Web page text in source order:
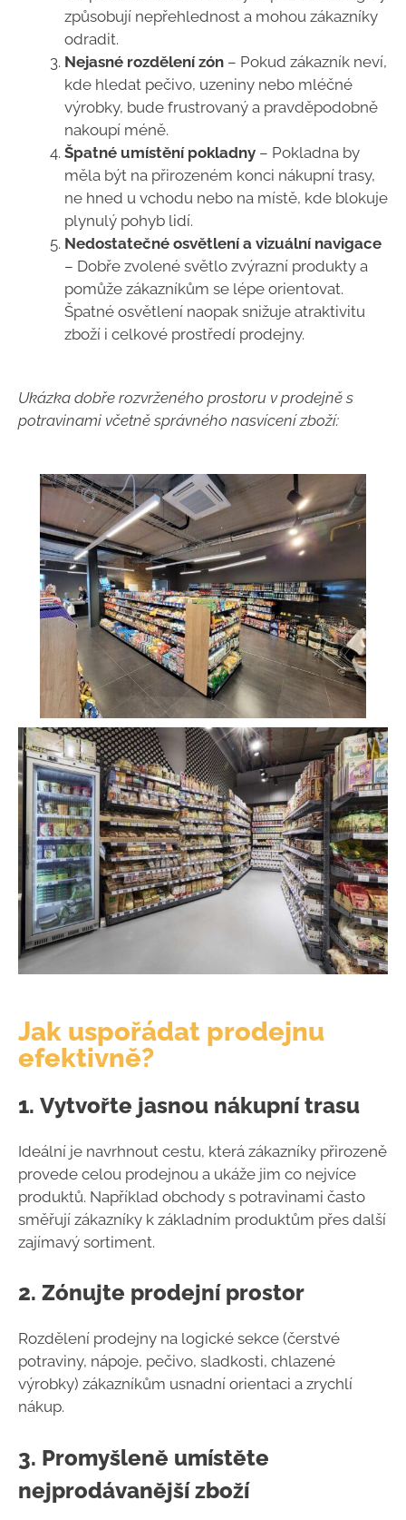
způsobují nepřehlednost a mohou zákazníky
odradit.
Nejasné rozdělení zón – Pokud zákazník neví,
kde hledat pečivo, uzeniny nebo mléčné
výrobky, bude frustrovaný a pravděpodobně
nakoupí méně.
Špatné umístění pokladny – Pokladna by
měla být na přirozeném konci nákupní trasy,
ne hned u vchodu nebo na místě, kde blokuje
plynulý pohyb lidí.
Nedostatečné osvětlení a vizuální navigace
– Dobře zvolené světlo zvýrazní produkty a
pomůže zákazníkům se lépe orientovat.
Špatné osvětlení naopak snižuje atraktivitu
zboží i celkové prostředí prodejny.
Ukázka dobře rozvrženého prostoru v prodejně s
potravinami včetně správného nasvícení zboží:
Jak uspořádat prodejnu
efektivně?
1. Vytvořte jasnou nákupní trasu
Ideální je navrhnout cestu, která zákazníky přirozeně
provede celou prodejnou a ukáže jim co nejvíce
produktů. Například obchody s potravinami často
směřují zákazníky k základním produktům přes další
zajímavý sortiment.
2. Zónujte prodejní prostor
Rozdělení prodejny na logické sekce (čerstvé
potraviny, nápoje, pečivo, sladkosti, chlazené
výrobky) zákazníkům usnadní orientaci a zrychlí
nákup.
3. Promyšleně umístěte
nejprodávanější zboží